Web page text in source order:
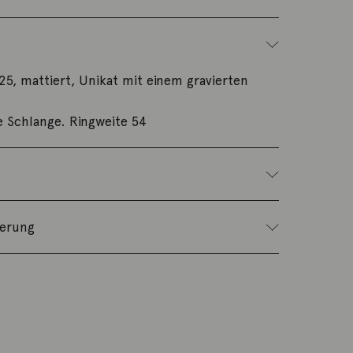
mattiert, Unikat mit einem gravierten
Ringweite 54